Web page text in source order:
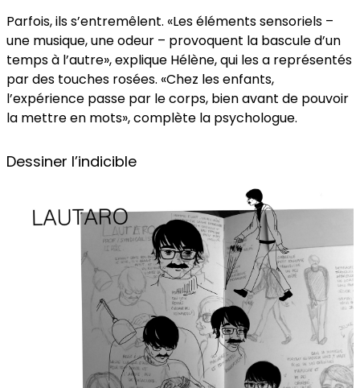
Parfois, ils s’entremêlent. «Les éléments sensoriels –
une musique, une odeur – provoquent la bascule d’un
temps à l’autre», explique Hélène, qui les a représentés
par des touches rosées. «Chez les enfants,
l’expérience passe par le corps, bien avant de pouvoir
la mettre en mots», complète la psychologue.
Dessiner l’indicible